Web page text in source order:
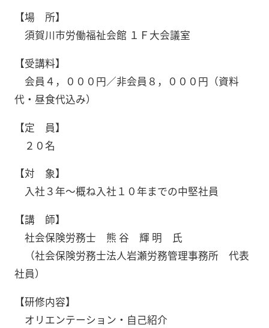
【場 所】
須賀川市労働福祉会館 １Ｆ大会議室
【受講料】
会員４，０００円／非会員８，０００円（資料
代・昼食代込み）
【定 員】
２０名
【対 象】
入社３年～概ね入社１０年までの中堅社員
【講 師】
社会保険労務士 熊 谷 輝 明 氏
（社会保険労務士法人岩瀬労務管理事務所 代表
社員）
【研修内容】
オリエンテーション・自己紹介